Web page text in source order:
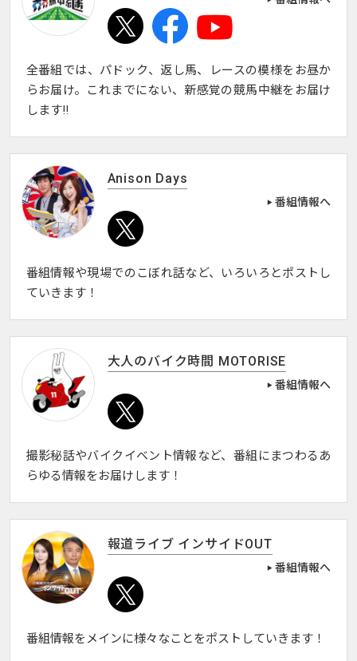
全番組では、パドック、返し馬、レースの模様をお昼か
らお届け。これまでにない、新感覚の競馬中継をお届け
します!!
Anison Days
番組情報へ
番組情報や現場でのこぼれ話など、いろいろとポストし
ていきます！
大人のバイク時間 MOTORISE
番組情報へ
撮影秘話やバイクイベント情報など、番組にまつわるあ
らゆる情報をお届けします！
報道ライブ インサイドOUT
番組情報へ
番組情報をメインに様々なことをポストしていきます！